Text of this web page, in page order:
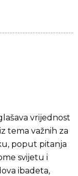
vrijednost
tema važnih za
poput pitanja
svijetu i
ibadeta,